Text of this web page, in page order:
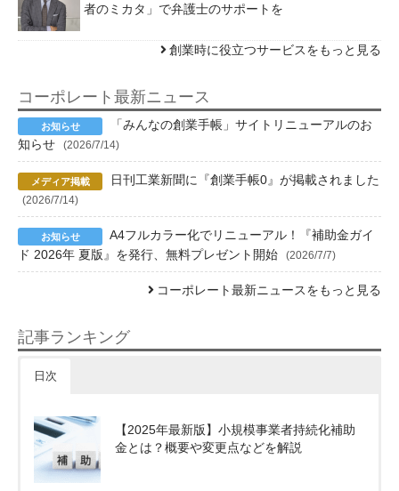
者のミカタ」で弁護士のサポートを
創業時に役立つサービスをもっと見る
コーポレート最新ニュース
「みんなの創業手帳」サイトリニューアルのお
知らせ
(2026/7/14)
日刊工業新聞に『創業手帳0』が掲載されました
(2026/7/14)
A4フルカラー化でリニューアル！『補助金ガイ
ド 2026年 夏版』を発行、無料プレゼント開始
(2026/7/7)
コーポレート最新ニュースをもっと見る
記事ランキング
日次
【2025年最新版】小規模事業者持続化補助
金とは？概要や変更点などを解説